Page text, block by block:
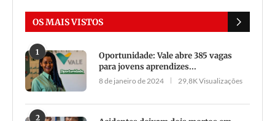
OS MAIS VISTOS
1
Oportunidade: Vale abre 385 vagas
para jovens aprendizes...
8 de janeiro de 2024 29,8K Visualizações
2